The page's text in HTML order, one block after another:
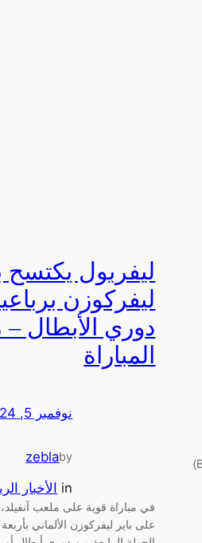
ما هو البالون دور ؟ حفل الكرة الذهبية 2025 (Ballon d’Or)
ليفربول يكتسح
ليفركوزن
دوري الأبطال
المباراة
نوفمبر 5, 2024
by
zebla
in الأخبار
في مباراة قوية على ملعب
على باير ليفركوزن الألماني